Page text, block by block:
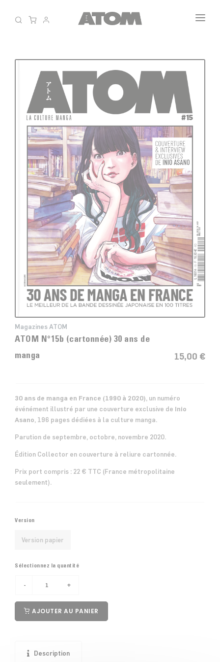
QUI-SOMMES-NOUS ?
Magazines ATOM
ATOM N°15b (cartonnée) 30 ans de
manga
15,00 €
30 ans de manga en France (1990 à 2020), un numéro
événément illustré par une couverture exclusive de Inio
Asano, 196 pages dédiées à la culture manga.
Parution de septembre, octobre, novembre 2020.
Édition Collector en couverture à reliure cartonnée.
Prix port compris : 22 € TTC (France métropolitaine
seulement).
Version
Version papier
Sélectionnez la quantité
AJOUTER AU PANIER
Description